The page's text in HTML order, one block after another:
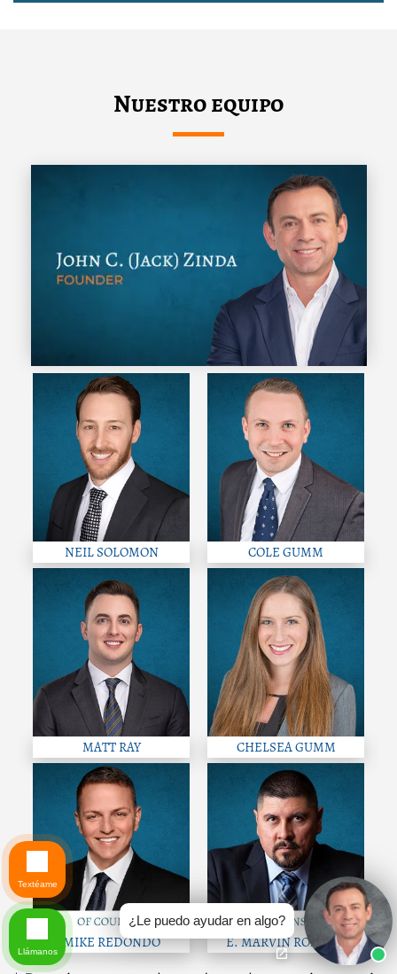
Nuestro equipo
NEIL SOLOMON COLE GUMM
MATT RAY CHELSEA GUMM
MIKE REDONDO E. MARVIN ROMERO
¿Le puedo ayudar en algo?
Textéame
Llámanos